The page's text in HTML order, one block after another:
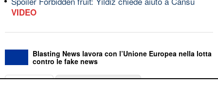
VIDEO
Blasting News lavora con l’Unione Europea nella lotta
contro le fake news